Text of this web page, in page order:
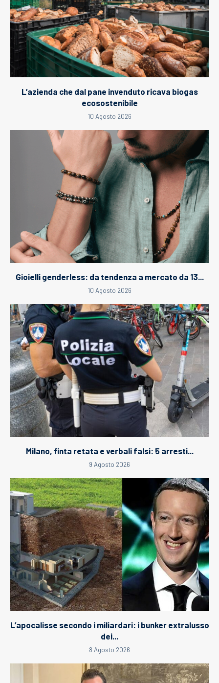
L’azienda che dal pane invenduto ricava biogas
ecosostenibile
10 Agosto 2026
Gioielli genderless: da tendenza a mercato da 13...
10 Agosto 2026
Milano, finta retata e verbali falsi: 5 arresti...
9 Agosto 2026
L’apocalisse secondo i miliardari: i bunker extralusso
dei...
8 Agosto 2026